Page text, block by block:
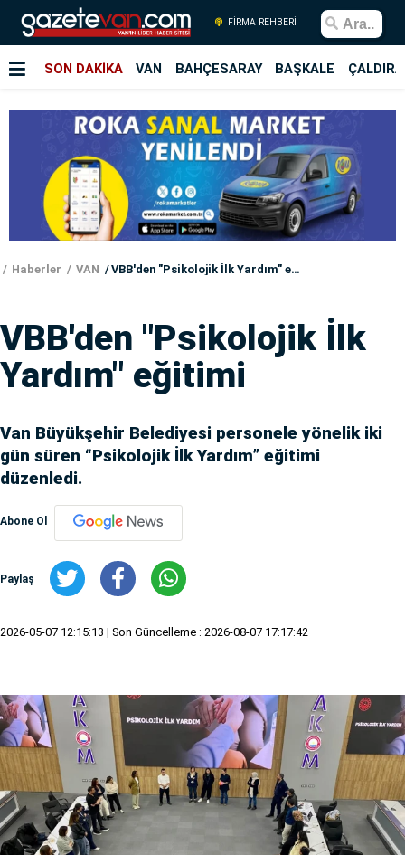
FİRMA REHBERİ
SON DAKİKA VAN BAHÇESARAY BAŞKALE
Haberler VAN VBB'den "Psikolojik İlk Yardım" eğitimi
VBB'den "Psikolojik İlk
Yardım" eğitimi
Van Büyükşehir Belediyesi personele yönelik iki
gün süren “Psikolojik İlk Yardım” eğitimi
düzenledi.
Abone Ol
Paylaş
2026-05-07 12:15:13 | Son Güncelleme : 2026-08-07 17:17:42